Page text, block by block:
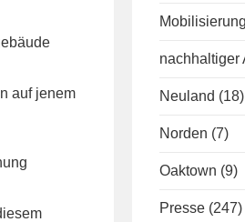
auf jenem
Mobilisierung
nachhaltiger
Neuland (18)
Norden (7)
Oaktown (9)
Presse (247)